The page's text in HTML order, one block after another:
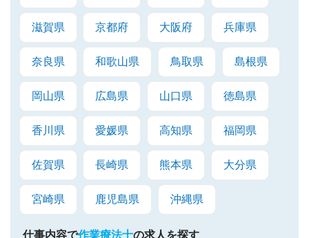
滋賀県 京都府 大阪府 兵庫県
奈良県 和歌山県 鳥取県 島根県
岡山県 広島県 山口県 徳島県
香川県 愛媛県 高知県 福岡県
佐賀県 長崎県 熊本県 大分県
宮崎県 鹿児島県 沖縄県
仕事内容で作業療法士の求人を探す